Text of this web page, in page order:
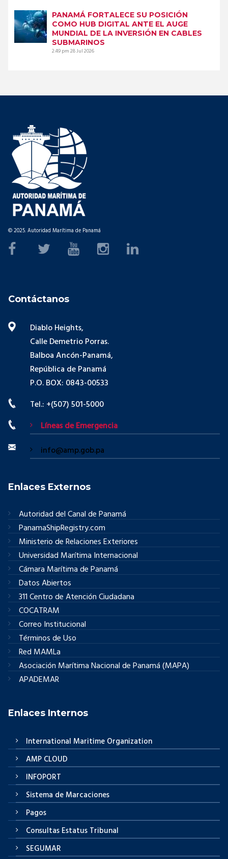
PANAMÁ FORTALECE SU POSICIÓN
COMO HUB DIGITAL ANTE EL AUGE
MUNDIAL DE LA INVERSIÓN EN CABLES
SUBMARINOS
2:49 pm28 Jul 2026
© 2025. Autoridad Marítima de Panamá
Contáctanos
Diablo Heights,
Calle Demetrio Porras.
Balboa Ancón-Panamá,
República de Panamá
P.O. BOX: 0843-00533
Tel.: +(507) 501-5000
Líneas de Emergencia
info@amp.gob.pa
Enlaces Externos
Autoridad del Canal de Panamá
PanamaShipRegistry.com
Ministerio de Relaciones Exteriores
Universidad Marítima Internacional
Cámara Marítima de Panamá
Datos Abiertos
311 Centro de Atención Ciudadana
COCATRAM
Correo Institucional
Términos de Uso
Red MAMLa
Asociación Marítima Nacional de Panamá (MAPA)
APADEMAR
Enlaces Internos
International Maritime Organization
AMP CLOUD
INFOPORT
Sistema de Marcaciones
Pagos
Consultas Estatus Tribunal
SEGUMAR